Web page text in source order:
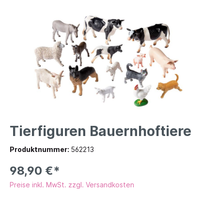
Tierfiguren Bauernhoftiere
Produktnummer: 562213
98,90 €*
Preise inkl. MwSt. zzgl. Versandkosten